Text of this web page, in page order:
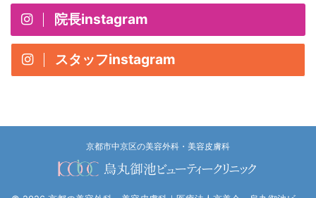
院長instagram
スタッフinstagram
京都市中京区の美容外科・美容皮膚科